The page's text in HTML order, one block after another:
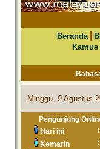
Beranda|
Minggu, 9 Agustus
Pengunjung
Hari ini
:
Kemarin
: